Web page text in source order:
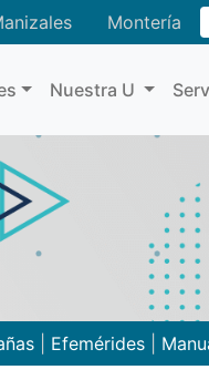
Montería
Nuestra U
Efemérides